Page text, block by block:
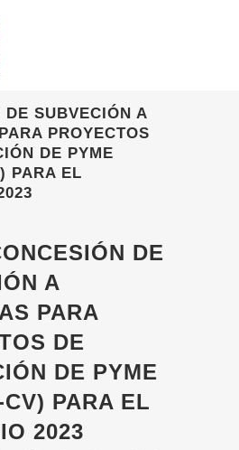
DE SUBVECIÓN A
PROYECTOS
DE PYME
PARA EL
DE
A
PARA
DE
DE PYME
PARA EL
2023